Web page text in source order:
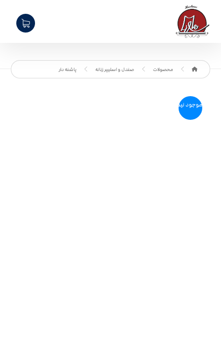
محصولات صندل و اسلیپر زنانه پاشنه دار
موجود نیست